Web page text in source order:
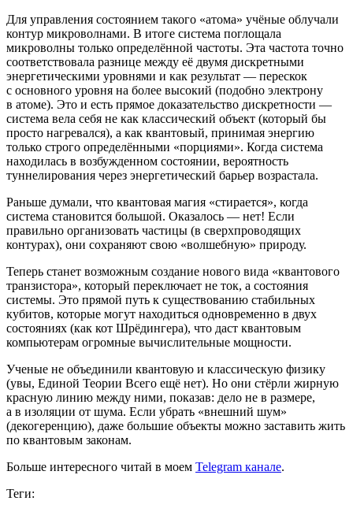
Для управления состоянием такого «атома» учёные облучали
контур микроволнами. В итоге система поглощала
микроволны только определённой частоты. Эта частота точно
соответствовала разнице между её двумя дискретными
энергетическими уровнями и как результат — перескок
с основного уровня на более высокий (подобно электрону
в атоме). Это и есть прямое доказательство дискретности —
система вела себя не как классический объект (который бы
просто нагревался), а как квантовый, принимая энергию
только строго определёнными «порциями». Когда система
находилась в возбужденном состоянии, вероятность
туннелирования через энергетический барьер возрастала.
Раньше думали, что квантовая магия «стирается», когда
система становится большой. Оказалось — нет! Если
правильно организовать частицы (в сверхпроводящих
контурах), они сохраняют свою «волшебную» природу.
Теперь станет возможным создание нового вида «квантового
транзистора», который переключает не ток, а состояния
системы. Это прямой путь к существованию стабильных
кубитов, которые могут находиться одновременно в двух
состояниях (как кот Шрёдингера), что даст квантовым
компьютерам огромные вычислительные мощности.
Ученые не объединили квантовую и классическую физику
(увы, Единой Теории Всего ещё нет). Но они стёрли жирную
красную линию между ними, показав: дело не в размере,
а в изоляции от шума. Если убрать «внешний шум»
(декогеренцию), даже большие объекты можно заставить жить
по квантовым законам.
Больше интересного читай в моем Telegram канале.
Теги: